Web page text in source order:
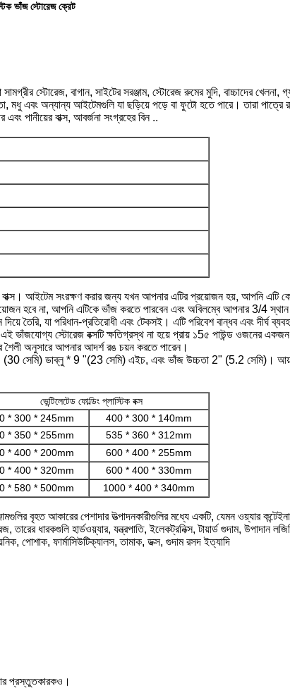
ভাঁজ স্টোরেজ ক্রেট
স্টোরেজ, বাগান, সাইটের সরঞ্জাম, স্টোরেজ রুমের মুদি, বাচ্চাদের খেলনা,
মধু এবং অন্যান্য আইটেমগুলি যা ছড়িয়ে পড়ে বা ফুটো হতে পারে। তারা পাত্রে
এবং পানীয়ের বাক্স, আবর্জনা সংগ্রহের বিন ..
বাক্স। আইটেম সংরক্ষণ করার জন্য যখন আপনার এটির প্রয়োজন হয়, আপনি
হবে না, আপনি এটিকে ভাঁজ করতে পারবেন এবং অবিলম্বে আপনার 3/4 স্থান
তৈরি, যা পরিধান-প্রতিরোধী এবং টেকসই। এটি পরিবেশ বান্ধব এবং দীর্ঘ
এই ভাঁজযোগ্য স্টোরেজ বক্সটি ক্ষতিগ্রস্থ না হয়ে প্রায় ১5৫ পাউন্ড ওজনের
শৈলী অনুসারে আপনার আদর্শ রঙ চয়ন করতে পারেন।
সেমি) ডাব্লু * 9 "(23 সেমি) এইচ, এবং ভাঁজ উচ্চতা 2" (5.2 সেমি)।
ভেন্টিলেটেড ফোল্ডিং প্লাস্টিক বক্স
* 300 * 245mm
400 * 300 * 140mm
* 350 * 255mm
535 * 360 * 312mm
* 400 * 200mm
600 * 400 * 255mm
* 400 * 320mm
600 * 400 * 330mm
* 580 * 500mm 1000 * 400 * 340mm
বৃহত আকারের পেশাদার উত্পাদনকারীগুলির মধ্যে একটি, যেমন ওয়্যার
ধারকগুলি হার্ডওয়্যার, যন্ত্রপাতি, ইলেকট্রনিক্স, টায়ার্ড গুদাম, উপাদান
পোশাক, ফার্মাসিউটিক্যালস, তামাক, ডক্স, গুদাম রসদ ইত্যাদি
প্রস্তুতকারকও।